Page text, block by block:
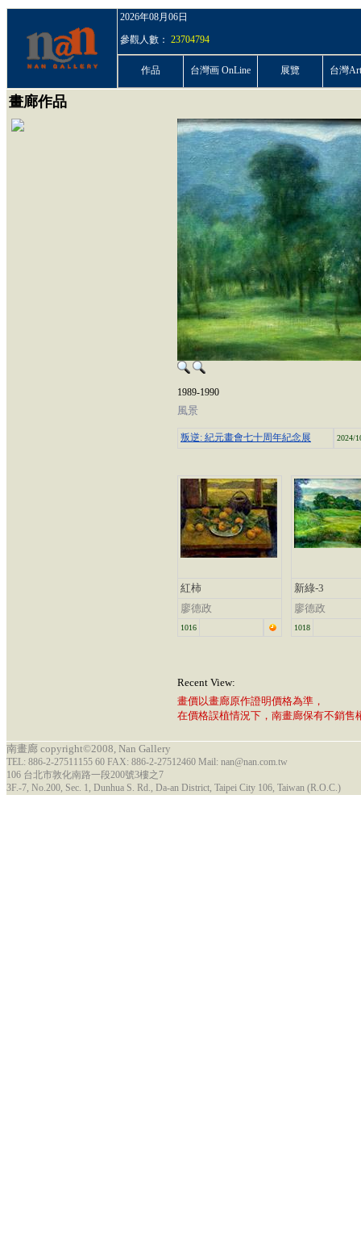
2026年08月06日
參觀人數： 23704794
作品 台灣画 OnLine 展覽 台灣
畫廊作品
1989-1990
風景
叛逆: 紀元畫會七十周年紀念展 2024/
紅柿
廖德政
1016
新綠-3
廖德政
1018
Recent View:
畫價以畫廊原作證明價格為準，
在價格誤植情況下，南畫廊保有不銷售
南畫廊 copyright©2008, Nan Gallery
TEL: 886-2-27511155 60 FAX: 886-2-27512460 Mail: nan@nan.com.tw
106 台北市敦化南路一段200號3樓之7
3F.-7, No.200, Sec. 1, Dunhua S. Rd., Da-an District, Taipei City 106, Taiwan (R.O.C.)